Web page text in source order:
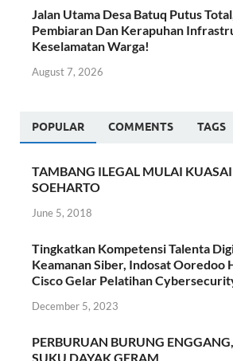
Jalan Utama Desa Batuq Putus
Pembiaran Dan Kerapuhan
Keselamatan Warga!
August 7, 2026
POPULAR COMMENTS TAGS
TAMBANG ILEGAL MULAI
SOEHARTO
June 5, 2018
Tingkatkan Kompetensi Talenta
Keamanan Siber, Indosat Ooredoo
Cisco Gelar Pelatihan
December 5, 2023
PERBURUAN BURUNG
SUKU DAYAK GERAM